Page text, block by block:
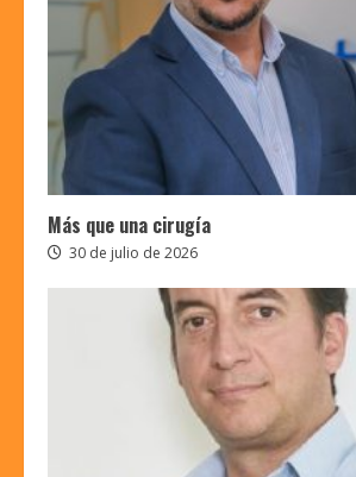
Más que una cirugía
30 de julio de 2026